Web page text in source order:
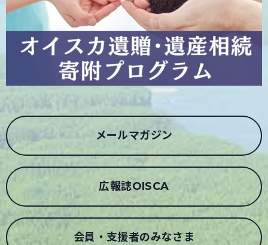
メールマガジン
広報誌OISCA
会員・支援者のみなさま